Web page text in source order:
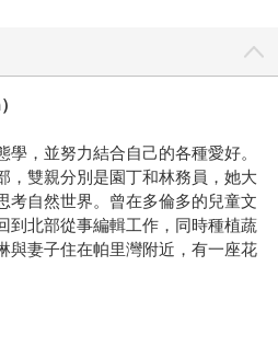
）
，並努力結合自己的各種愛好。
，雙親分別是園丁和林務員，她大
考自然世界。曾在多倫多的兒童文
到北部從事編輯工作，同時種植蔬
與妻子住在帕里灣附近，有一座花